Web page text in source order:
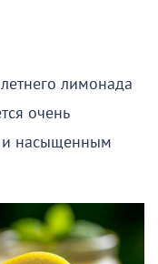
лимонада
очень
и насыщенным